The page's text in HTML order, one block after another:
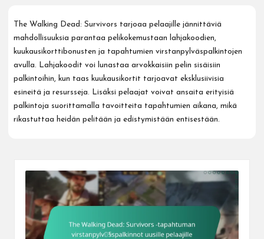
The Walking Dead: Survivors tarjoaa pelaajille jännittäviä
mahdollisuuksia parantaa pelikokemustaan lahjakoodien,
kuukausikorttibonusten ja tapahtumien virstanpylväspalkintojen
avulla. Lahjakoodit voi lunastaa arvokkaisiin pelin sisäisiin
palkintoihin, kun taas kuukausikortit tarjoavat eksklusiivisia
esineitä ja resursseja. Lisäksi pelaajat voivat ansaita erityisiä
palkintoja suorittamalla tavoitteita tapahtumien aikana, mikä
rikastuttaa heidän pelitään ja edistymistään entisestään.